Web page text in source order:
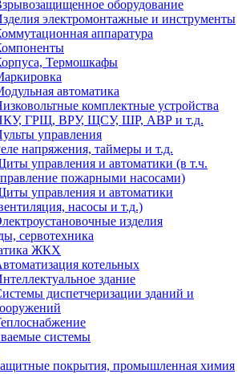
оборудование
электромонтажные и инструменты
аппаратура
Термошкафы
автоматика
комплектные устройства
ГРЩ, ВРУ, ЩСУ, ШР, АВР и т.д.
управления
напряжения, таймеры и т.д.
управления и автоматики (в т.ч.
пожарными насосами)
управления и автоматики
насосы и т.д.)
изделия
сервотехника
ЖКХ
котельных
здание
диспетчеризации зданий и
системы
покрытия, промышленная химия